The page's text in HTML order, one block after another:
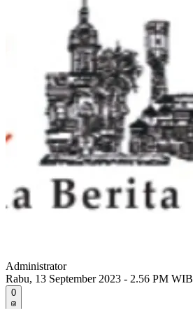
Administrator
Rabu, 13 September 2023 - 2.56 PM WIB
0